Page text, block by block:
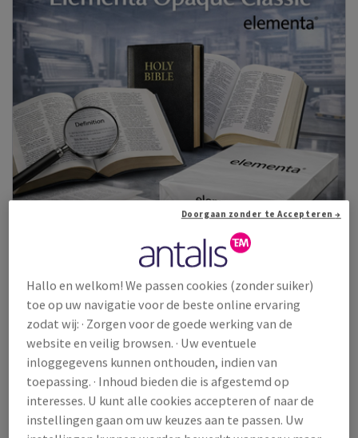
Elementa Opaque Classic
Houtvrij ongestreken dundrukpapier met een uitstekende
opaciteit.
Bekijk producten(7)
Hallo en welkom! We passen cookies (zonder suiker)
toe op uw navigatie voor de beste online ervaring
zodat wij: · Zorgen voor de goede werking van de
website en veilig browsen. · Uw eventuele
inloggegevens kunnen onthouden, indien van
toepassing. · Inhoud bieden die is afgestemd op
interesses. U kunt alle cookies accepteren of naar de
instellingen gaan om uw keuzes aan te passen. Uw
Doorgaan zonder te Accepteren →